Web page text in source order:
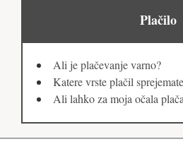
Plačilo
Ali je plačevanje varno?
Katere vrste plačil
Ali lahko za moja očala